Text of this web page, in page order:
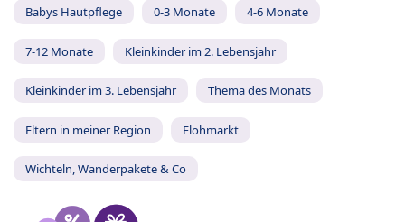
Babys Hautpflege 0-3 Monate 4-6 Monate
7-12 Monate Kleinkinder im 2. Lebensjahr
Kleinkinder im 3. Lebensjahr Thema des Monats
Eltern in meiner Region Flohmarkt
Wichteln, Wanderpakete & Co